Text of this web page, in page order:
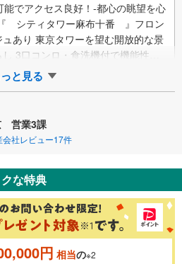
能でアクセス良好！-都心の眺望を心
シティタワー麻布十番 』フロン
ュあり 東京タワーを望む開放的な景
3口コンロ・食洗機付で機能性の
元からじんわり暖かく…
と見る
営業3課
会社レビュー17件
な特典
円 相当の※2